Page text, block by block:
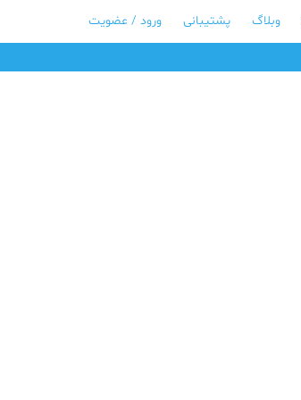
وبلاگ پشتیبانی ورود / عضویت